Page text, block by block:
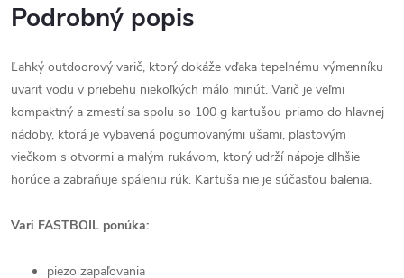
Podrobný popis
Ľahký outdoorový varič, ktorý dokáže vďaka tepelnému výmenníku
uvariť vodu v priebehu niekoľkých málo minút. Varič je veľmi
kompaktný a zmestí sa spolu so 100 g kartušou priamo do hlavnej
nádoby, ktorá je vybavená pogumovanými ušami, plastovým
viečkom s otvormi a malým rukávom, ktorý udrží nápoje dlhšie
horúce a zabraňuje spáleniu rúk. Kartuša nie je súčasťou balenia.
Vari FASTBOIL ponúka:
piezo zapaľovania